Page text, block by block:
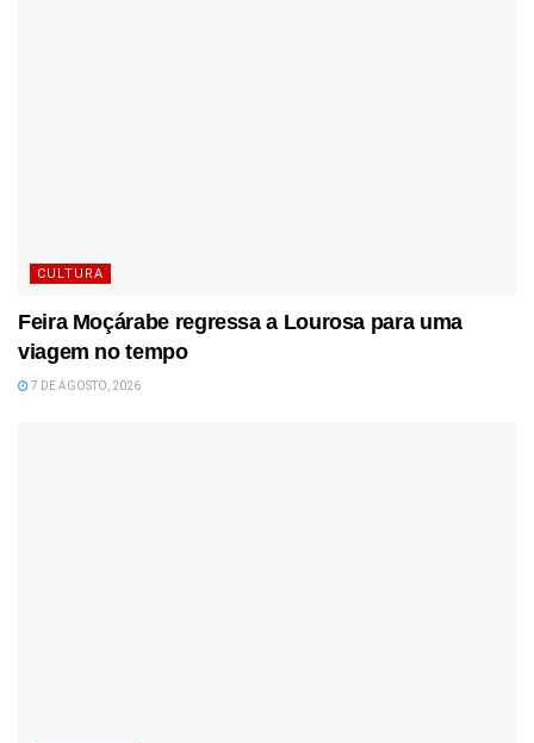
CULTURA
Feira Moçárabe regressa a Lourosa para uma
viagem no tempo
7 DE AGOSTO, 2026